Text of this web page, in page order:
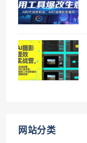
网站分类